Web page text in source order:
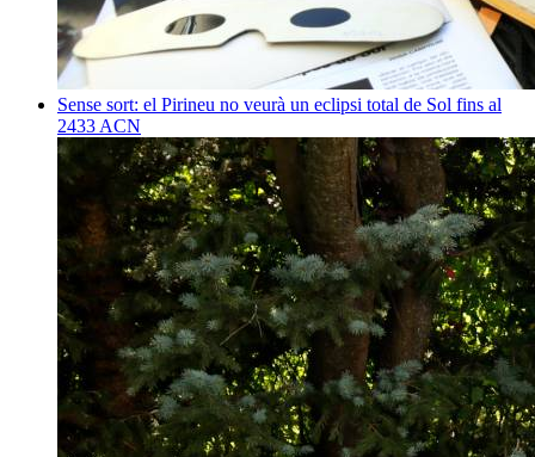
Sense sort: el Pirineu no veurà un eclipsi total de Sol fins al
2433 ACN